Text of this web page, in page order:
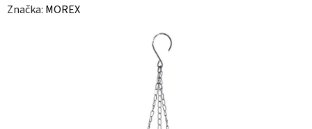
hodnocení
Značka: MOREX